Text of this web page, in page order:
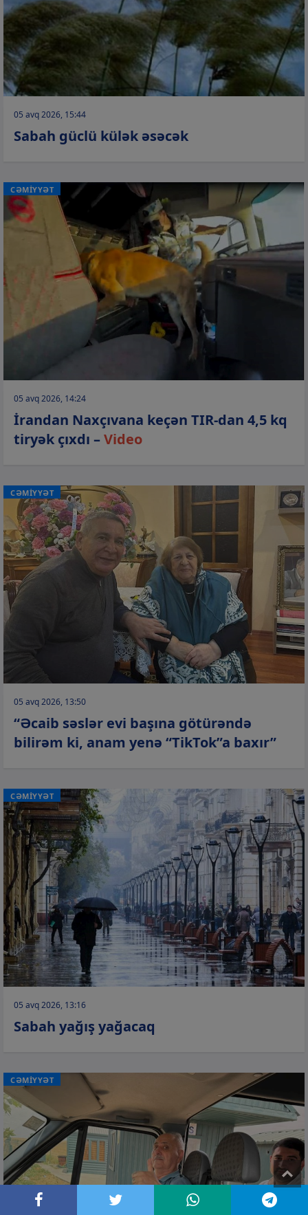
05 avq 2026, 15:44
Sabah güclü külək əsəcək
CƏMİYYƏT
05 avq 2026, 14:24
İrandan Naxçıvana keçən TIR-dan 4,5 kq
tiryək çıxdı –Video
CƏMİYYƏT
05 avq 2026, 13:50
“Əcaib səslər evi başına götürəndə
bilirəm ki, anam yenə “TikTok”a baxır”
CƏMİYYƏT
05 avq 2026, 13:16
Sabah yağış yağacaq
CƏMİYYƏT